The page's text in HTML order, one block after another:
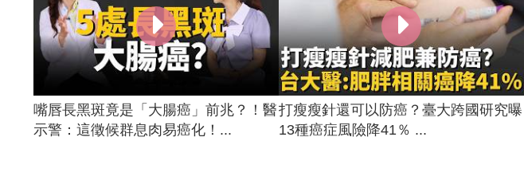
嘴唇長黑斑竟是「大腸癌」前兆？！醫
示警：這徵候群息肉易癌化！...
打瘦瘦針還可以防癌？臺大跨國研究曝
13種癌症風險降41％ ...